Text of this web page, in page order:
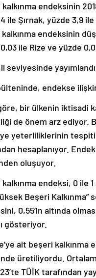
endeksinin
ile Şırnak, yüzde 3,9
endeksinin
ile Rize ve yüzde
seviyesinde yayımlandı
endekse
bir ülkenin iktisadi
de önem arz ediyor.
yeterliliklerinin tespiti
hesaplanıyor.
oluşuyor.
endeksi, 0 ile
Beşeri Kalkınma”
0,55’in altında
gösteriyor.
ait beşeri kalkınma
üretiliyordu.
TÜİK tarafından